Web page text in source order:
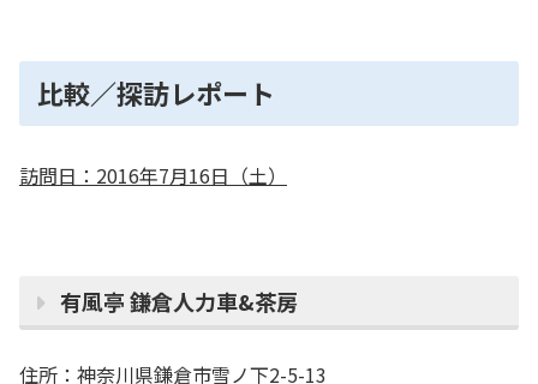
比較／探訪レポート
訪問日：2016年7月16日（土）
有風亭 鎌倉人力車&茶房
住所：神奈川県鎌倉市雪ノ下2-5-13